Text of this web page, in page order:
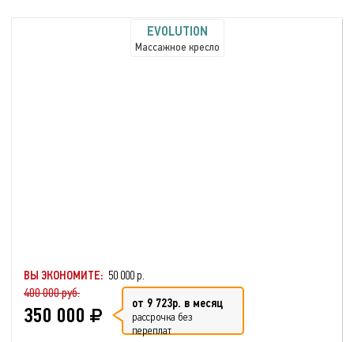
EVOLUTION
Массажное кресло
ВЫ ЭКОНОМИТЕ: 50 000 р.
400 000 руб.
350 000 от 9 723р. в месяц
рассрочка без
переплат